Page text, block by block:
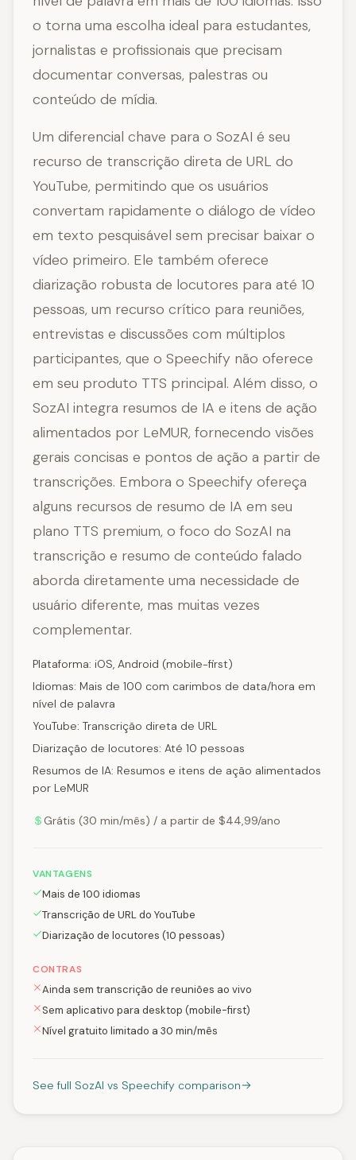
o torna uma escolha ideal para estudantes,
jornalistas e profissionais que precisam
documentar conversas, palestras ou
conteúdo de mídia.
Um diferencial chave para o SozAI é seu
recurso de transcrição direta de URL do
YouTube, permitindo que os usuários
convertam rapidamente o diálogo de vídeo
em texto pesquisável sem precisar baixar o
vídeo primeiro. Ele também oferece
diarização robusta de locutores para até 10
pessoas, um recurso crítico para reuniões,
entrevistas e discussões com múltiplos
participantes, que o Speechify não oferece
em seu produto TTS principal. Além disso, o
SozAI integra resumos de IA e itens de ação
alimentados por LeMUR, fornecendo visões
gerais concisas e pontos de ação a partir de
transcrições. Embora o Speechify ofereça
alguns recursos de resumo de IA em seu
plano TTS premium, o foco do SozAI na
transcrição e resumo de conteúdo falado
aborda diretamente uma necessidade de
usuário diferente, mas muitas vezes
complementar.
Plataforma: iOS, Android (mobile-first)
Idiomas: Mais de 100 com carimbos de data/hora em
nível de palavra
YouTube: Transcrição direta de URL
Diarização de locutores: Até 10 pessoas
Resumos de IA: Resumos e itens de ação alimentados
por LeMUR
Grátis (30 min/mês) / a partir de $44,99/ano
VANTAGENS
Mais de 100 idiomas
Transcrição de URL do YouTube
Diarização de locutores (10 pessoas)
CONTRAS
Ainda sem transcrição de reuniões ao vivo
Sem aplicativo para desktop (mobile-first)
Nível gratuito limitado a 30 min/mês
See full SozAI vs Speechify comparison